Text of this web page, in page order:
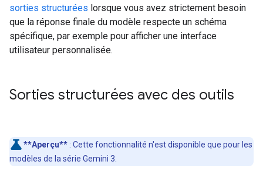
sorties structurées lorsque vous avez strictement besoin
que la réponse finale du modèle respecte un schéma
spécifique, par exemple pour afficher une interface
utilisateur personnalisée.
Sorties structurées avec des outils
**Aperçu** : Cette fonctionnalité n'est disponible que pour les
modèles de la série Gemini 3.